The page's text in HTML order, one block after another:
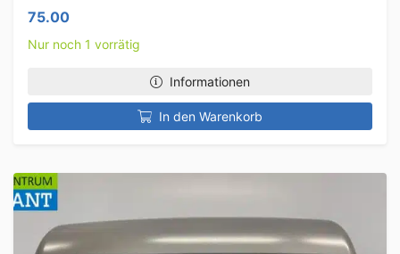
75.00
Nur noch 1 vorrätig
Informationen
In den Warenkorb